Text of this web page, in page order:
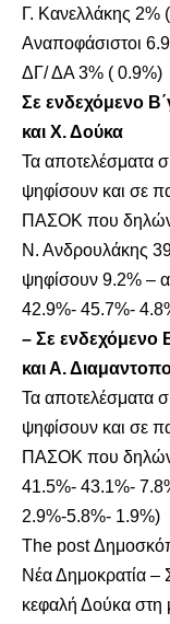
Γ. Κανελλάκης 2%
Αναποφάσιστοι
ΔΓ/ ΔΑ 3% ( 0.9%)
Σε ενδεχόμενο
και Χ. Δούκα
Τα αποτελέσματα
ψηφίσουν και σε
ΠΑΣΟΚ που
Ν. Ανδρουλάκης
ψηφίσουν 9.2% –
42.9%- 45.7%-
– Σε ενδεχόμενο
και Α.
Τα αποτελέσματα
ψηφίσουν και σε
ΠΑΣΟΚ που
41.5%- 43.1%-
2.9%-5.8%- 1.9%)
The post
Νέα Δημοκρατία –
κεφαλή Δούκα στη